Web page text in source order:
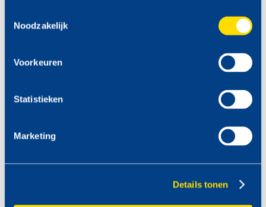
Noodzakelijk
Voorkeuren
Statistieken
Marketing
Details tonen